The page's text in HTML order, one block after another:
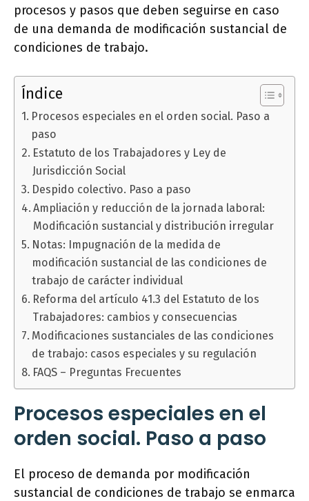
procesos y pasos que deben seguirse en caso
de una demanda de modificación sustancial de
condiciones de trabajo.
Índice
Procesos especiales en el orden social. Paso a
paso
Estatuto de los Trabajadores y Ley de
Jurisdicción Social
Despido colectivo. Paso a paso
Ampliación y reducción de la jornada laboral:
Modificación sustancial y distribución irregular
Notas: Impugnación de la medida de
modificación sustancial de las condiciones de
trabajo de carácter individual
Reforma del artículo 41.3 del Estatuto de los
Trabajadores: cambios y consecuencias
Modificaciones sustanciales de las condiciones
de trabajo: casos especiales y su regulación
FAQS – Preguntas Frecuentes
Procesos especiales en el
orden social. Paso a paso
El proceso de demanda por modificación
sustancial de condiciones de trabajo se enmarca